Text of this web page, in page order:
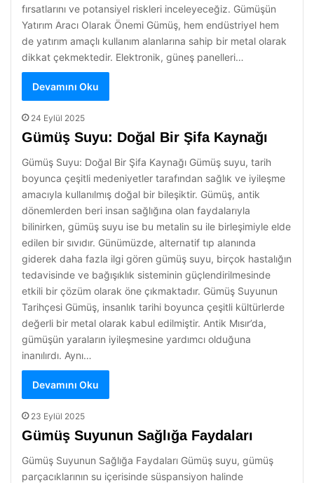
fırsatlarını ve potansiyel riskleri inceleyeceğiz. Gümüşün
Yatırım Aracı Olarak Önemi Gümüş, hem endüstriyel hem
de yatırım amaçlı kullanım alanlarına sahip bir metal olarak
dikkat çekmektedir. Elektronik, güneş panelleri…
Devamını Oku
24 Eylül 2025
Gümüş Suyu: Doğal Bir Şifa Kaynağı
Gümüş Suyu: Doğal Bir Şifa Kaynağı Gümüş suyu, tarih
boyunca çeşitli medeniyetler tarafından sağlık ve iyileşme
amacıyla kullanılmış doğal bir bileşiktir. Gümüş, antik
dönemlerden beri insan sağlığına olan faydalarıyla
bilinirken, gümüş suyu ise bu metalin su ile birleşimiyle elde
edilen bir sıvıdır. Günümüzde, alternatif tıp alanında
giderek daha fazla ilgi gören gümüş suyu, birçok hastalığın
tedavisinde ve bağışıklık sisteminin güçlendirilmesinde
etkili bir çözüm olarak öne çıkmaktadır. Gümüş Suyunun
Tarihçesi Gümüş, insanlık tarihi boyunca çeşitli kültürlerde
değerli bir metal olarak kabul edilmiştir. Antik Mısır’da,
gümüşün yaraların iyileşmesine yardımcı olduğuna
inanılırdı. Aynı…
Devamını Oku
23 Eylül 2025
Gümüş Suyunun Sağlığa Faydaları
Gümüş Suyunun Sağlığa Faydaları Gümüş suyu, gümüş
parçacıklarının su içerisinde süspansiyon halinde